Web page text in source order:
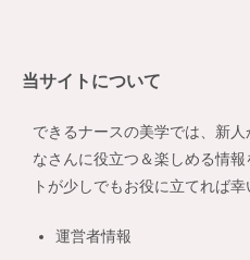
ー
当サイトについて
できるナースの美学では、新
なさんに役立つ＆楽しめる情
トが少しでもお役に立てれば幸
運営者情報